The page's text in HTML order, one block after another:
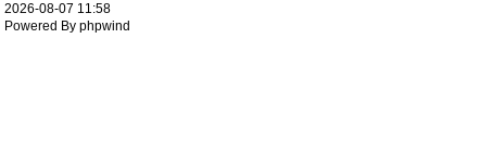
2026-08-07 11:58
Powered By phpwind